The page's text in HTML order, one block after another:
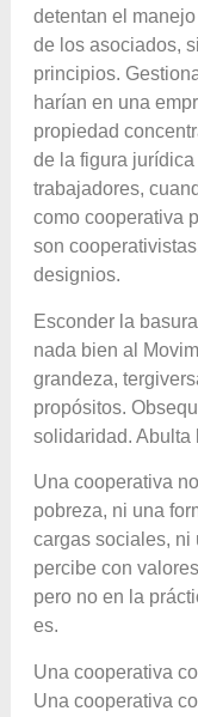
detentan el
de los asociados,
principios.
harían en una
propiedad
de la figura
trabajadores,
como cooperativa
son
designios.
Esconder la
nada bien al
grandeza,
propósitos.
solidaridad. Abulta
Una cooperativa
pobreza, ni una
cargas sociales, ni
percibe con
pero no en la
es.
Una cooperativa
Una cooperativa